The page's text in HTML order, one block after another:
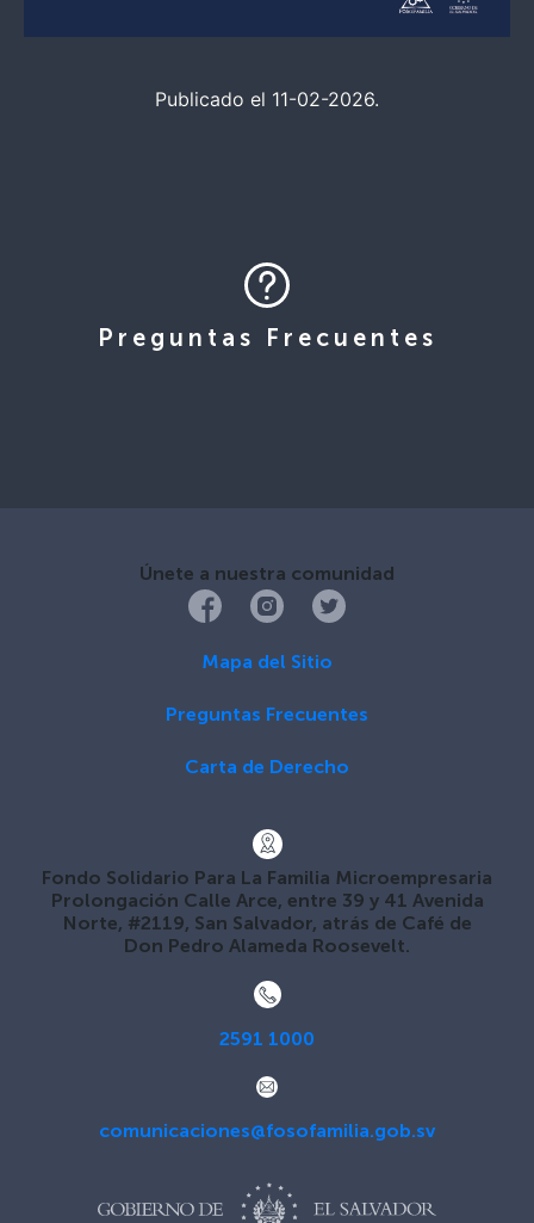
Publicado el 11-02-2026.
Preguntas Frecuentes
Únete a nuestra comunidad
Mapa del Sitio
Preguntas Frecuentes
Carta de Derecho
Fondo Solidario Para La Familia Microempresaria
Prolongación Calle Arce, entre 39 y 41 Avenida
Norte, #2119, San Salvador, atrás de Café de
Don Pedro Alameda Roosevelt.
2591 1000
comunicaciones@fosofamilia.gob.sv